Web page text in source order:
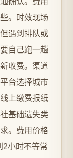
。时效现场
遇到排队或
自己跑一趟
收费。渠道
台选择城市
上缴费报纸
基础遗失类
。费用价格
2小时不等常